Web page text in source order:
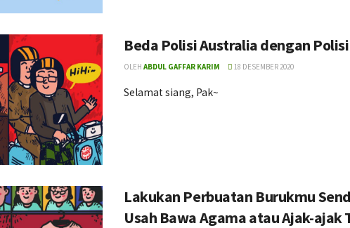
Beda Polisi Australia dengan
OLEH ABDUL GAFFAR KARIM 18 DESEMBER 2020
Selamat siang, Pak~
Lakukan Perbuatan Burukmu
Usah Bawa Agama atau Ajak-ajak